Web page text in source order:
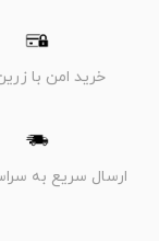
خرید امن با
ارسال سریع به